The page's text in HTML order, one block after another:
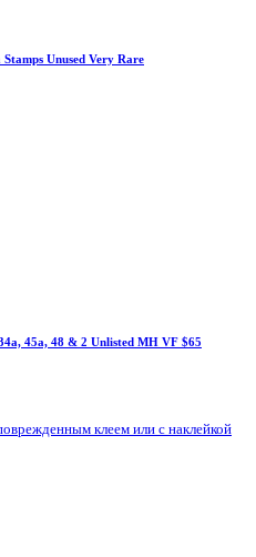
Unused Very Rare
45a, 48 & 2 Unlisted MH VF $65
клеем или с наклейкой